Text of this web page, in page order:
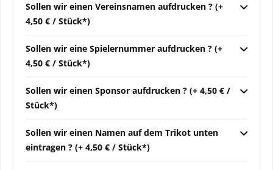
Sollen wir einen Vereinsnamen aufdrucken ? (+
4,50 € / Stück*)
Sollen wir eine Spielernummer aufdrucken ? (+
4,50 € / Stück*)
Sollen wir einen Sponsor aufdrucken ? (+ 4,50 € /
Stück*)
Sollen wir einen Namen auf dem Trikot unten
eintragen ? (+ 4,50 € / Stück*)